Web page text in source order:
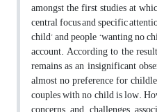
amongst the first studies at
central focus and specific
child’ and people ‘wanting no
account. According to the
remains as an insignificant
almost no preference for
couples with no child is low.